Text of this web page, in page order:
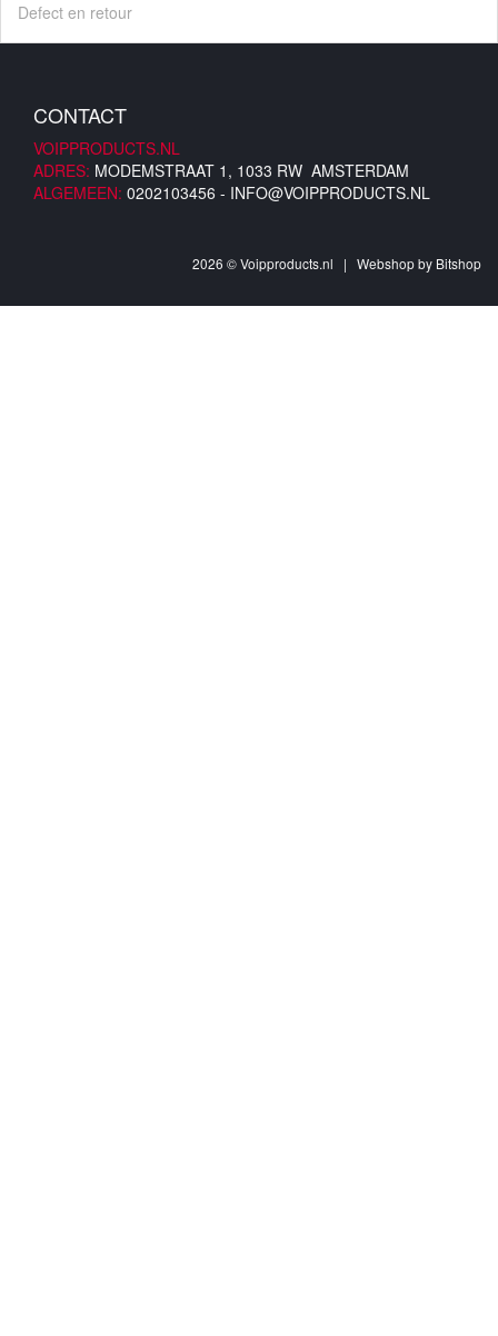
Defect en retour
CONTACT
VOIPPRODUCTS.NL
ADRES: MODEMSTRAAT 1, 1033 RW AMSTERDAM
ALGEMEEN: 0202103456 - INFO@VOIPPRODUCTS.NL
2026 © Voipproducts.nl | Webshop by Bitshop